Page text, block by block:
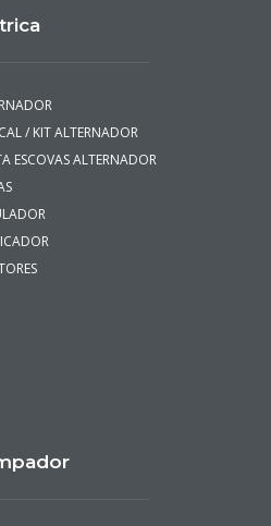
/ KIT ALTERNADOR
ESCOVAS ALTERNADOR